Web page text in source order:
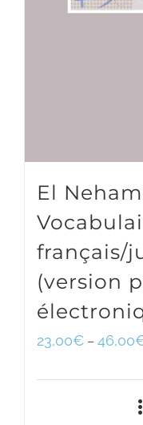
El
français/
(version
23,00€ – 46,00